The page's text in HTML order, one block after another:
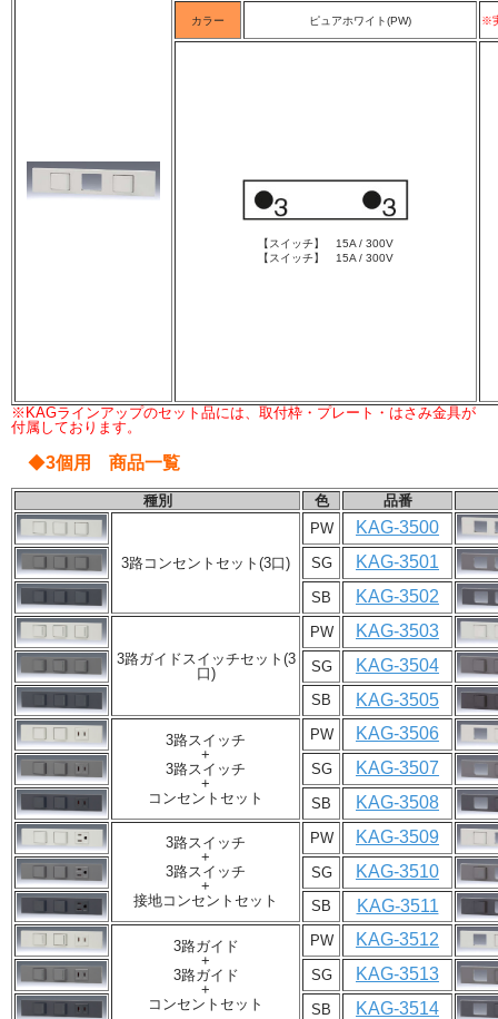
カラー ピュアホワイト(PW) ※
【スイッチ】 15A / 300V
【スイッチ】 15A / 300V
※KAGラインアップのセット品には、取付枠・プレート・はさみ金具が
付属しております。
◆3個用 商品一覧
種別 色 品番
3路コンセントセット(3口)
PW KAG-3500
SG KAG-3501
SB KAG-3502
3路ガイドスイッチセット(3
口)
PW KAG-3503
SG KAG-3504
SB KAG-3505
3路スイッチ
+
3路スイッチ
+
コンセントセット
PW KAG-3506
SG KAG-3507
SB KAG-3508
3路スイッチ
+
3路スイッチ
+
接地コンセントセット
PW KAG-3509
SG KAG-3510
SB KAG-3511
3路ガイド
+
3路ガイド
+
コンセントセット
PW KAG-3512
SG KAG-3513
SB KAG-3514